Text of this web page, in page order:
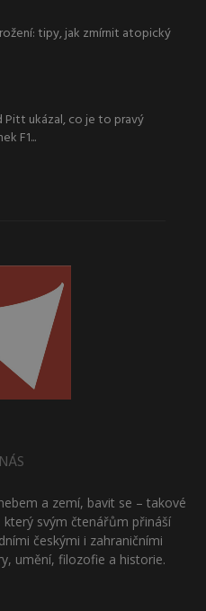
tipy, jak zmírnit atopický
Pitt ukázal, co je to pravý
F1...
a zemí, bavit se – takové
svým čtenářům přináší
českými i zahraničními
umění, filozofie a historie.